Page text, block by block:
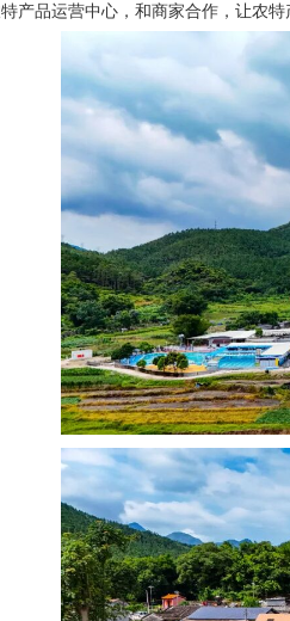
产品运营中心，和商家合作，让农特